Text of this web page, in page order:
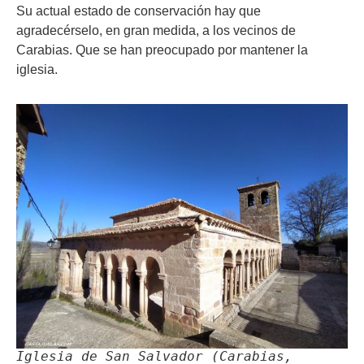
Su actual estado de conservación hay que
agradecérselo, en gran medida, a los vecinos de
Carabias. Que se han preocupado por mantener la
iglesia.
Iglesia de San Salvador (Carabias,